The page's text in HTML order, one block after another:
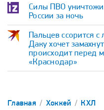
Силы ПВО
России за ночь
Пальцев ссорится
Даку хочет
происходит перед
«Краснодар»
Главная Хоккей КХЛ